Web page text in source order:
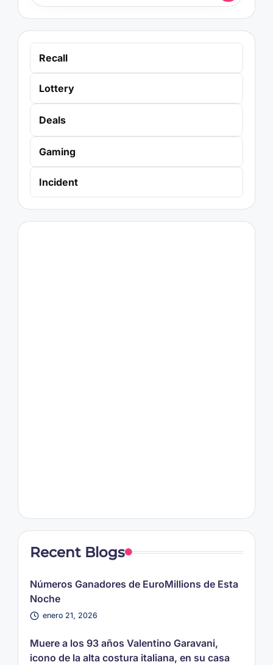
Recall
Lottery
Deals
Gaming
Incident
Recent Blogs
Números Ganadores de EuroMillions de Esta
Noche
enero 21, 2026
Muere a los 93 años Valentino Garavani,
icono de la alta costura italiana, en su casa